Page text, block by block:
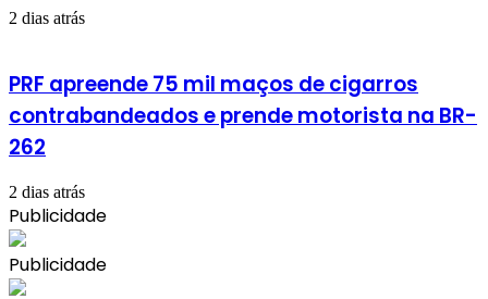
2 dias atrás
PRF apreende 75 mil maços de cigarros
contrabandeados e prende motorista na BR-
262
2 dias atrás
Publicidade
Publicidade